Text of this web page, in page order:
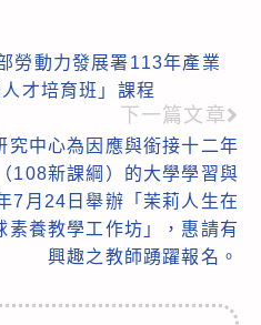
勞動力發展署113年產業
才培育班」課程
下一篇文章
究中心為因應與銜接十二年
108新課綱）的大學學習與
7月24日舉辦「茉莉人生在
素養教學工作坊」，惠請有
興趣之教師踴躍報名。